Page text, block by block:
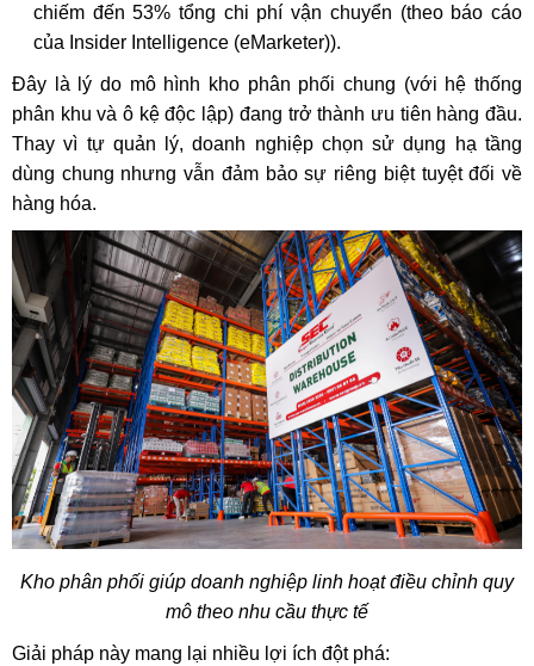
chiếm đến 53% tổng chi phí vận chuyển (theo báo cáo
của Insider Intelligence (eMarketer)).
Đây là lý do mô hình kho phân phối chung (với hệ thống
phân khu và ô kệ độc lập) đang trở thành ưu tiên hàng đầu.
Thay vì tự quản lý, doanh nghiệp chọn sử dụng hạ tầng
dùng chung nhưng vẫn đảm bảo sự riêng biệt tuyệt đối về
hàng hóa.
Kho phân phối giúp doanh nghiệp linh hoạt điều chỉnh quy
mô theo nhu cầu thực tế
Giải pháp này mang lại nhiều lợi ích đột phá: